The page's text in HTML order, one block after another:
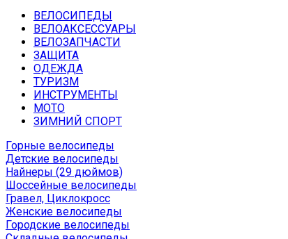
ВЕЛОСИПЕДЫ
ВЕЛОАКСЕССУАРЫ
ВЕЛОЗАПЧАСТИ
ЗАЩИТА
ОДЕЖДА
ТУРИЗМ
ИНСТРУМЕНТЫ
МОТО
ЗИМНИЙ СПОРТ
Горные велосипеды
Детские велосипеды
Найнеры (29 дюймов)
Шоссейные велосипеды
Гравел, Циклокросс
Женские велосипеды
Городcкие велосипеды